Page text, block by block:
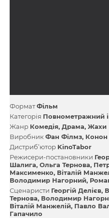
ФорматФільм
Категорія Повнометражний
Жанр Комедія Драма Жахи
Виробник Фан Філмз Конон
Дистриб’ютор KinoTabor
Режисери-постановники
Шалига Ольга Тернова
Максименко Віталій
Володимир Нагорний
Сценаристи Георгій Делієв
Тернова Володимир
Віталій Манжелій Павло
Гапачило